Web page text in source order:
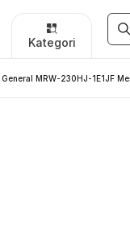
Kategori
General MRW-230HJ-1E1JF